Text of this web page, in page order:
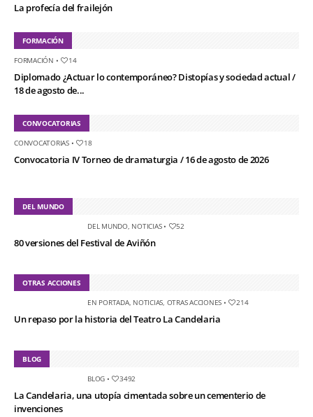
La profecía del frailejón
FORMACIÓN
FORMACIÓN • 14
Diplomado ¿Actuar lo contemporáneo? Distopías y sociedad actual /
18 de agosto de...
CONVOCATORIAS
CONVOCATORIAS• 18
Convocatoria IV Torneo de dramaturgia / 16 de agosto de 2026
DEL MUNDO
DEL MUNDO, NOTICIAS• 52
80 versiones del Festival de Aviñón
OTRAS ACCIONES
EN PORTADA, NOTICIAS OTRAS ACCIONES • 214
Un repaso por la historia del Teatro La Candelaria
BLOG
BLOG • 3492
La Candelaria, una utopía cimentada sobre un cementerio de
invenciones